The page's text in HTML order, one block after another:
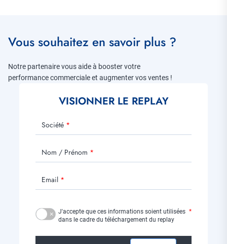
Vous souhaitez en savoir plus ?
Notre partenaire vous aide à booster votre
performance commerciale et augmenter vos ventes !
VISIONNER LE REPLAY
Société
Nom / Prénom
Email
J'accepte que ces informations soient utilisées
dans le cadre du téléchargement du replay